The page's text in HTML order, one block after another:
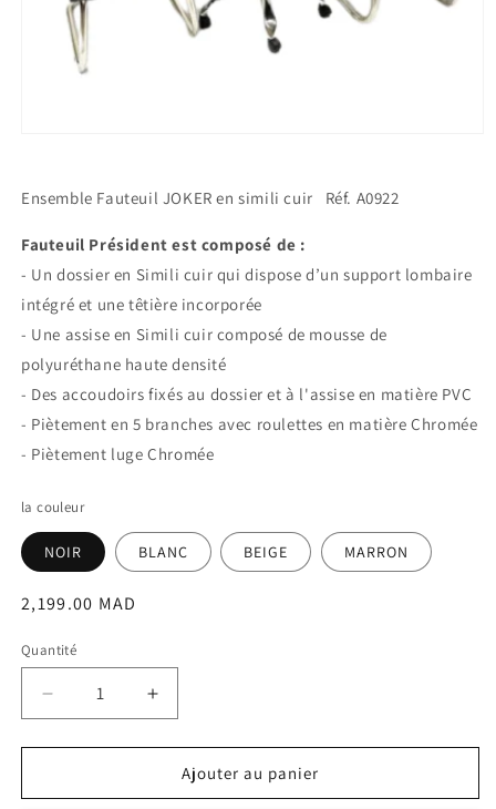
1
dans
fenêtre
modale
Ensemble Fauteuil JOKER en simili cuir Réf. A0922
Fauteuil Président est composé de :
- Un dossier en Simili cuir qui dispose d’un support lombaire
intégré et une têtière incorporée
- Une assise en Simili cuir composé de mousse de
polyuréthane haute densité
- Des accoudoirs fixés au dossier et à l'assise en matière PVC
- Piètement en 5 branches avec roulettes en matière Chromée
- Piètement luge Chromée
la couleur
NOIR BLANC BEIGE MARRON
Prix
2,199.00 MAD
Quantité
Réduire
la
quantité
Ensemble
Augmenter
la
quantité
Ensemble
Ajouter au panier